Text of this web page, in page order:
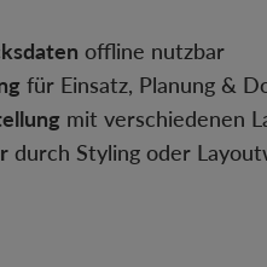
offline nutzbar
für Einsatz, Planung &
mit verschiedenen
durch Styling oder